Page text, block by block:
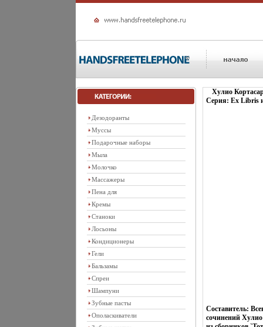
Дезодоранты
Муссы
Подарочные наборы
Мыла
Молочко
Массажеры
Пена для
Кремы
Станоки
Лосьоны
Кондиционеры
Гели
Бальзамы
Спреи
Шампуни
Зубные пасты
Ополаскиватели
Хулио
Серия: Ex Libris
Составитель:
сочинений